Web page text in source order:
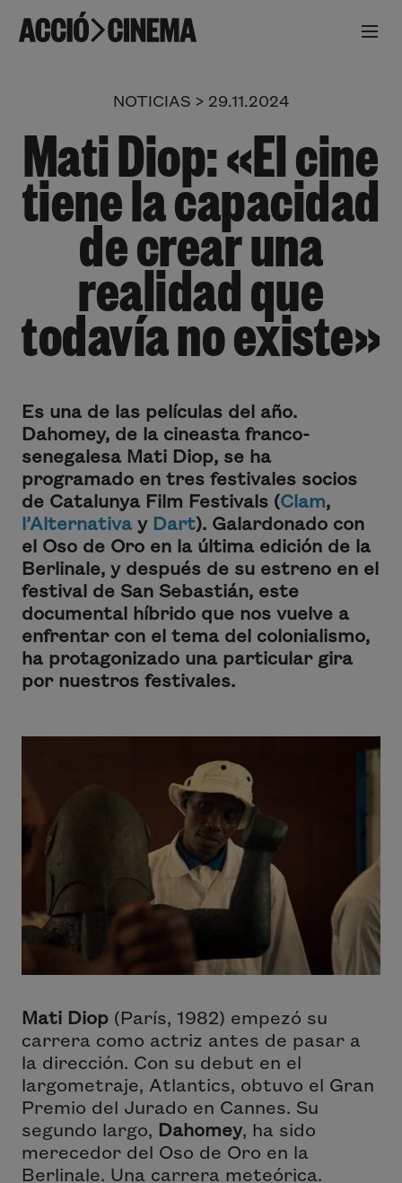
NOTICIAS > 29.11.2024
Mati Diop:«El cine
tiene la capacidad
de crear una
realidad que
todavía no existe»
Es una de las películas del año.
Dahomey, de la cineasta franco-
senegalesa Mati Diop, se ha
programado en tres festivales socios
de Catalunya Film Festivals (Clam,
l’Alternativa y Dart). Galardonado con
el Oso de Oro en la última edición de la
Berlinale, y después de su estreno en el
festival de San Sebastián, este
documental híbrido que nos vuelve a
enfrentar con el tema del colonialismo,
ha protagonizado una particular gira
por nuestros festivales.
Mati Diop (París, 1982) empezó su
carrera como actriz antes de pasar a
la dirección. Con su debut en el
largometraje, Atlantics, obtuvo el Gran
Premio del Jurado en Cannes. Su
segundo largo, Dahomey, ha sido
merecedor del Oso de Oro en la
Berlinale. Una carrera meteórica.